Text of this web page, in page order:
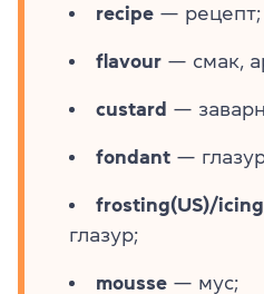
recipe — рецепт;
flavour — смак,
custard —
fondant —
frosting(US)/
глазур;
mousse — мус;